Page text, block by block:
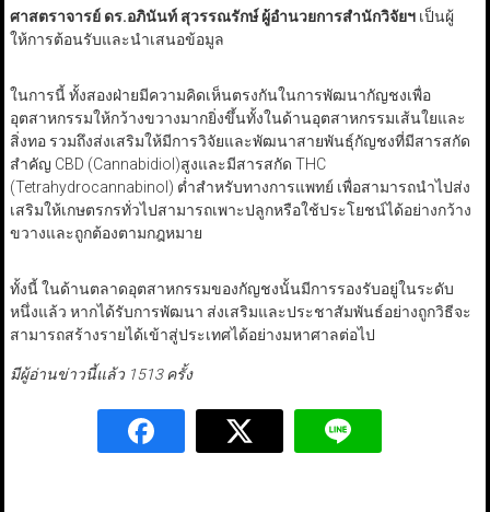
ศาสตราจารย์ ดร.อภินันท์ สุวรรณรักษ์ ผู้อำนวยการสำนักวิจัยฯเป็นผู้
ให้การต้อนรับและนำเสนอข้อมูล
ในการนี้ ทั้งสองฝ่ายมีความคิดเห็นตรงกันในการพัฒนากัญชงเพื่อ
อุตสาหกรรมให้กว้างขวางมากยิ่งขึ้นทั้งในด้านอุตสาหกรรมเส้นใยและ
สิ่งทอ รวมถึงส่งเสริมให้มีการวิจัยและพัฒนาสายพันธุ์กัญชงที่มีสารสกัด
สำคัญ CBD (Cannabidiol)สูงและมีสารสกัด THC
(Tetrahydrocannabinol) ต่ำสำหรับทางการแพทย์ เพื่อสามารถนำไปส่ง
เสริมให้เกษตรกรทั่วไปสามารถเพาะปลูกหรือใช้ประโยชน์ได้อย่างกว้าง
ขวางและถูกต้องตามกฎหมาย
ทั้งนี้ ในด้านตลาดอุตสาหกรรมของกัญชงนั้นมีการรองรับอยู่ในระดับ
หนึ่งแล้ว หากได้รับการพัฒนา ส่งเสริมและประชาสัมพันธ์อย่างถูกวิธีจะ
สามารถสร้างรายได้เข้าสู่ประเทศได้อย่างมหาศาลต่อไป
มีผู้อ่านข่าวนี้แล้ว 1513 ครั้ง